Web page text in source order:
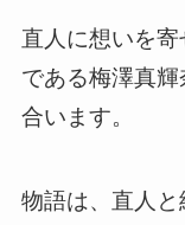
直人に想いを
である梅澤真
合います。
物語は、直人